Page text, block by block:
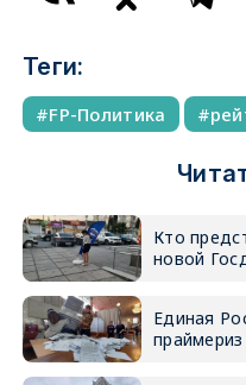
Теги:
FP-Политика
Кто
новой
Единая